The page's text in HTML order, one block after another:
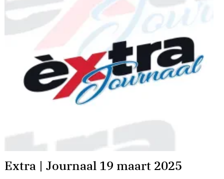
Extra | Journaal 19 maart 2025